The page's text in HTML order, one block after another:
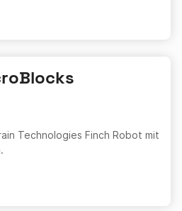
Technologies Finch Robot mit